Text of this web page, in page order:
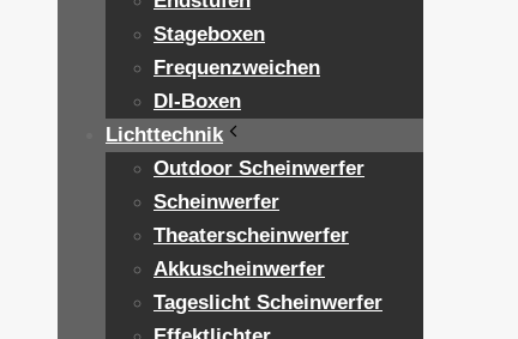
Stageboxen
Frequenzweichen
DI-Boxen
Lichttechnik
Outdoor Scheinwerfer
Scheinwerfer
Theaterscheinwerfer
Akkuscheinwerfer
Tageslicht Scheinwerfer